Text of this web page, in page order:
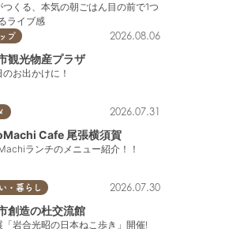
つくる、本気の朝ごはん目の前で1つ
ライブ感
プ 2026.08.06
観光物産プラザ
のお出かけに！
2026.07.31
Cafe 尾張横須賀
ランチのメニュー紹介！！
・暮らし 2026.07.30
創造の杜交流館
「岩合光昭の日本ねこ歩き」開催!